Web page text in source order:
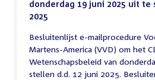
donderdag 19 juni 2025 uit te
2025
Besluitenlijst e-mailprocedure
Martens-America (VVD) om het
Wetenschapsbeleid van
stellen d.d. 12 juni 2025.